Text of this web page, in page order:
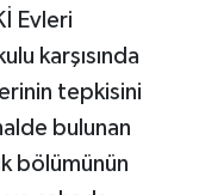
Evleri
karşısında
tepkisini
bulunan
bölümünün